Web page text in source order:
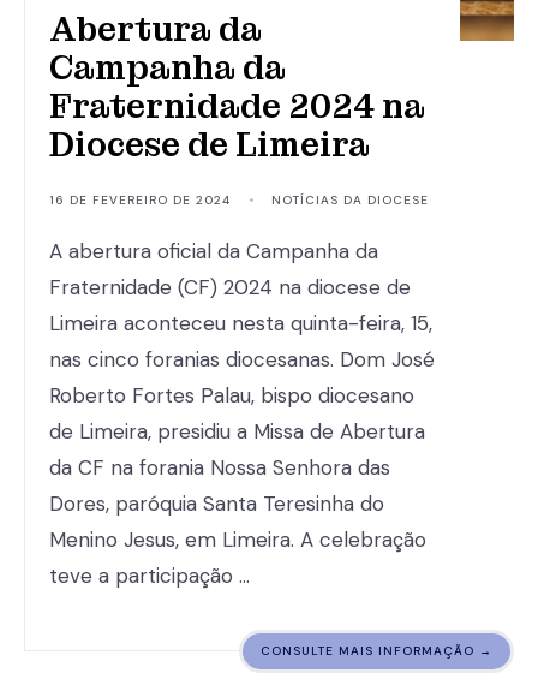
Abertura da
Campanha da
Fraternidade 2024 na
Diocese de Limeira
16 DE FEVEREIRO DE 2024 • NOTÍCIAS DA DIOCESE
A abertura oficial da Campanha da
Fraternidade (CF) 2024 na diocese de
Limeira aconteceu nesta quinta-feira, 15,
nas cinco foranias diocesanas. Dom José
Roberto Fortes Palau, bispo diocesano
de Limeira, presidiu a Missa de Abertura
da CF na forania Nossa Senhora das
Dores, paróquia Santa Teresinha do
Menino Jesus, em Limeira. A celebração
teve a participação …
CONSULTE MAIS INFORMAÇÃO →